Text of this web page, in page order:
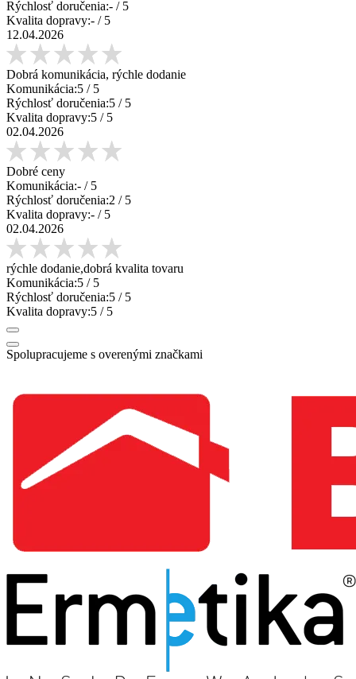
Rýchlosť doručenia:- / 5
Kvalita dopravy:- / 5
12.04.2026
Dobrá komunikácia, rýchle dodanie
Komunikácia:5 / 5
Rýchlosť doručenia:5 / 5
Kvalita dopravy:5 / 5
02.04.2026
Dobré ceny
Komunikácia:- / 5
Rýchlosť doručenia:2 / 5
Kvalita dopravy:- / 5
02.04.2026
rýchle dodanie,dobrá kvalita tovaru
Komunikácia:5 / 5
Rýchlosť doručenia:5 / 5
Kvalita dopravy:5 / 5
Spolupracujeme s overenými značkami